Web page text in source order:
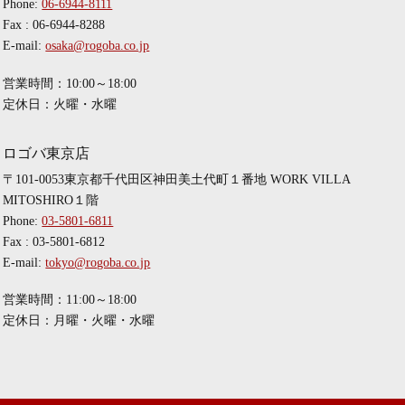
Phone:06-6944-8111
Fax : 06-6944-8288
E-mail:osaka@rogoba.co.jp
営業時間：10:00～18:00
定休日：火曜・水曜
ロゴバ東京店
〒101-0053東京都千代田区神田美土代町１番地 WORK VILLA
MITOSHIRO１階
Phone:03-5801-6811
Fax : 03-5801-6812
E-mail:tokyo@rogoba.co.jp
営業時間：11:00～18:00
定休日：月曜・火曜・水曜